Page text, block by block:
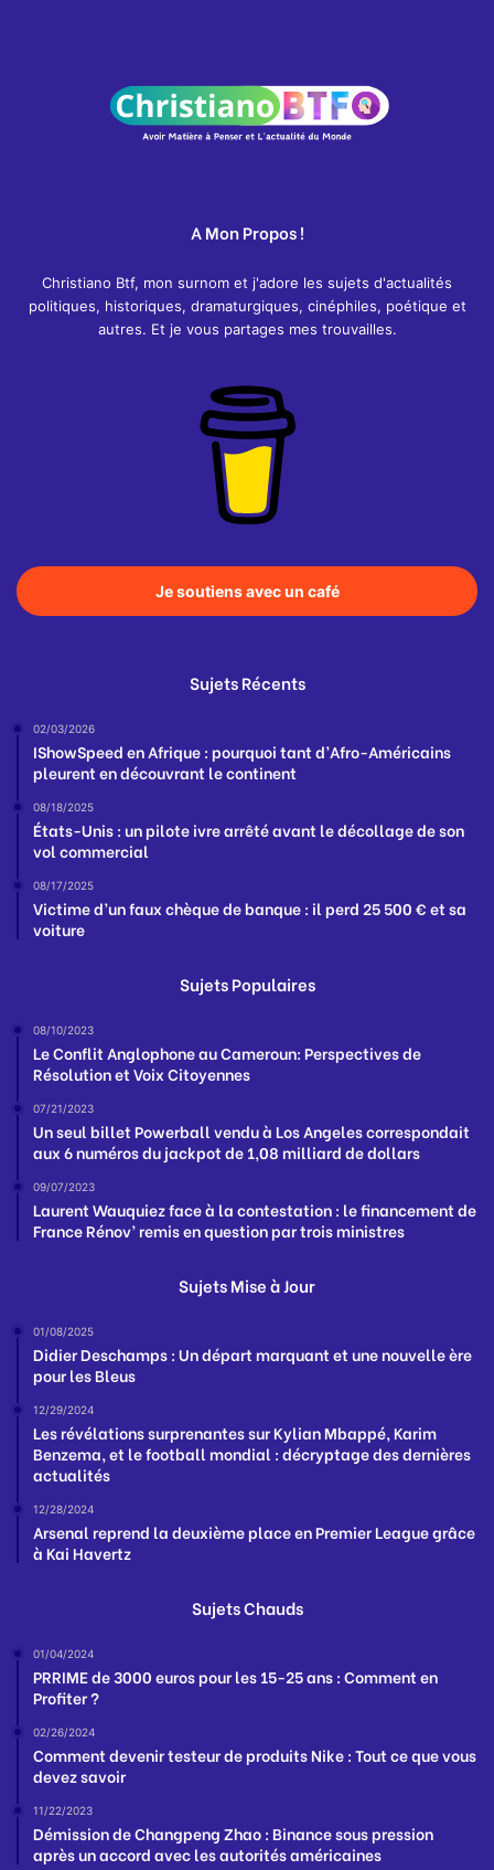
A Mon Propos !
Christiano Btf, mon surnom et j'adore les sujets d'actualités
politiques, historiques, dramaturgiques, cinéphiles, poétique et
autres. Et je vous partages mes trouvailles.
Je soutiens avec un café
Sujets Récents
02/03/2026
IShowSpeed en Afrique : pourquoi tant d’Afro-Américains
pleurent en découvrant le continent
08/18/2025
États-Unis : un pilote ivre arrêté avant le décollage de son
vol commercial
08/17/2025
Victime d’un faux chèque de banque : il perd 25 500 € et sa
voiture
Sujets Populaires
08/10/2023
Le Conflit Anglophone au Cameroun: Perspectives de
Résolution et Voix Citoyennes
07/21/2023
Un seul billet Powerball vendu à Los Angeles correspondait
aux 6 numéros du jackpot de 1,08 milliard de dollars
09/07/2023
Laurent Wauquiez face à la contestation : le financement de
France Rénov’ remis en question par trois ministres
Sujets Mise à Jour
01/08/2025
Didier Deschamps : Un départ marquant et une nouvelle ère
pour les Bleus
12/29/2024
Les révélations surprenantes sur Kylian Mbappé, Karim
Benzema, et le football mondial : décryptage des dernières
actualités
12/28/2024
Arsenal reprend la deuxième place en Premier League grâce
à Kai Havertz
Sujets Chauds
01/04/2024
PRRIME de 3000 euros pour les 15-25 ans : Comment en
Profiter ?
02/26/2024
Comment devenir testeur de produits Nike : Tout ce que vous
devez savoir
11/22/2023
Démission de Changpeng Zhao : Binance sous pression
après un accord avec les autorités américaines